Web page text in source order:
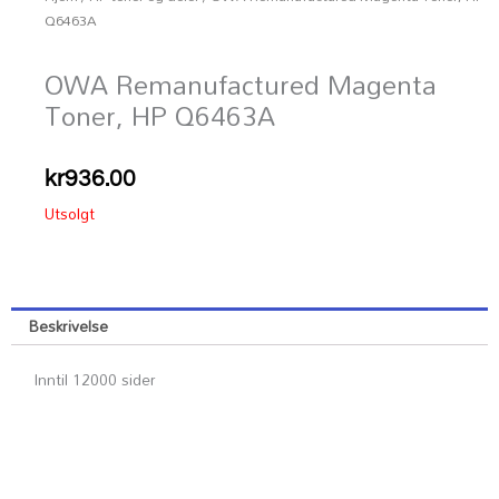
Q6463A
OWA Remanufactured Magenta
Toner, HP Q6463A
kr936.00
Utsolgt
Beskrivelse
Inntil 12000 sider